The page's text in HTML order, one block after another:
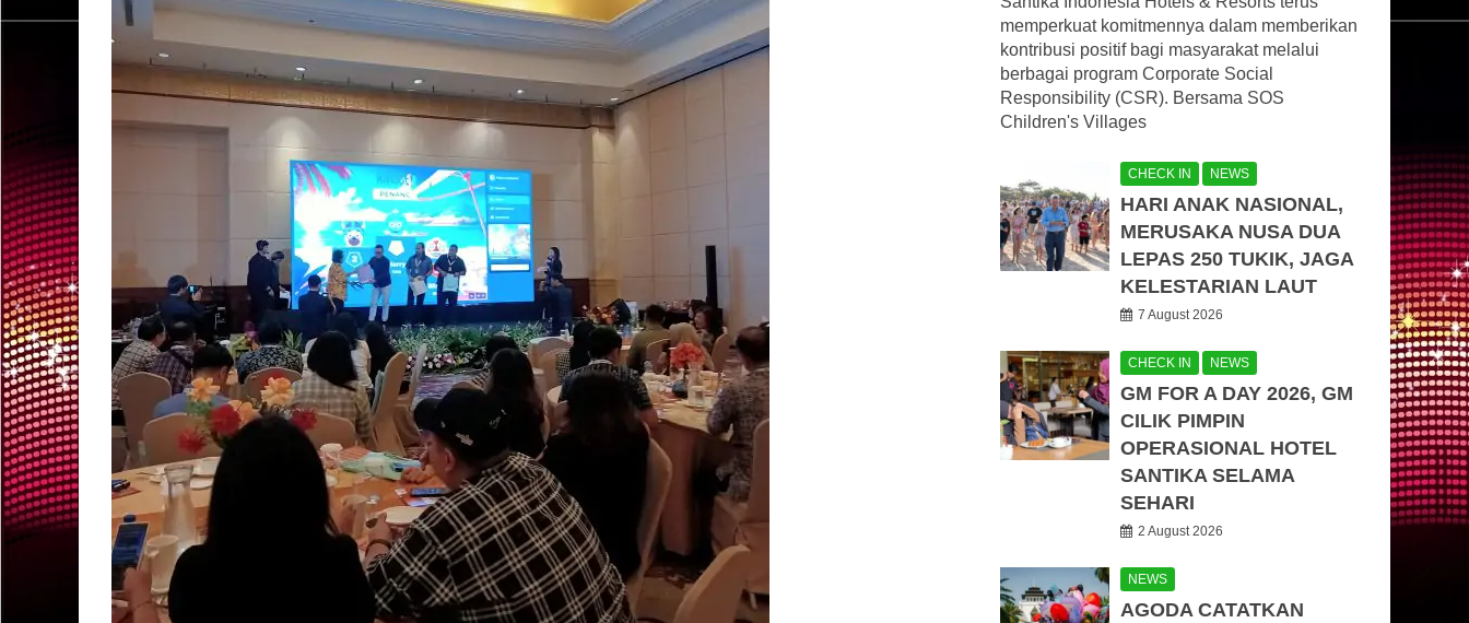
memperkuat komitmennya dalam memberikan
kontribusi positif bagi masyarakat melalui
berbagai program Corporate Social
Responsibility (CSR). Bersama SOS
Children's Villages
CHECK IN NEWS
HARI ANAK NASIONAL,
MERUSAKA NUSA DUA
LEPAS 250 TUKIK, JAGA
KELESTARIAN LAUT
7 August 2026
CHECK IN NEWS
GM FOR A DAY 2026, GM
CILIK PIMPIN
OPERASIONAL HOTEL
SANTIKA SELAMA
SEHARI
2 August 2026
NEWS
AGODA CATATKAN